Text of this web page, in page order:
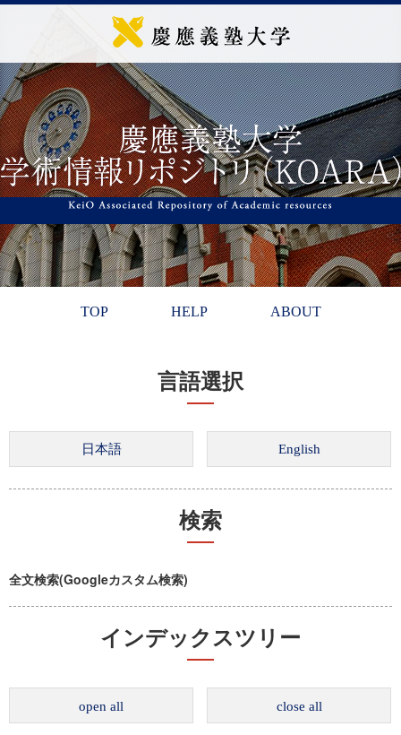
TOP HELP ABOUT
言語選択
検索
全文検索(Googleカスタム検索)
インデックスツリー
open all close all